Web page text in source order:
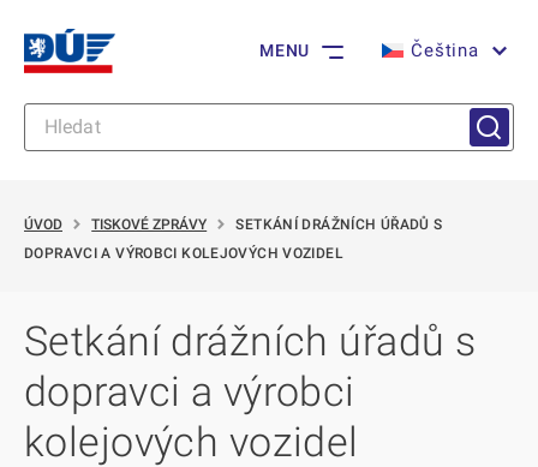
MENU Čeština
ÚVOD TISKOVÉ ZPRÁVY
SETKÁNÍ DRÁŽNÍCH ÚŘADŮ S
DOPRAVCI A VÝROBCI KOLEJOVÝCH VOZIDEL
Setkání drážních úřadů s
dopravci a výrobci
kolejových vozidel